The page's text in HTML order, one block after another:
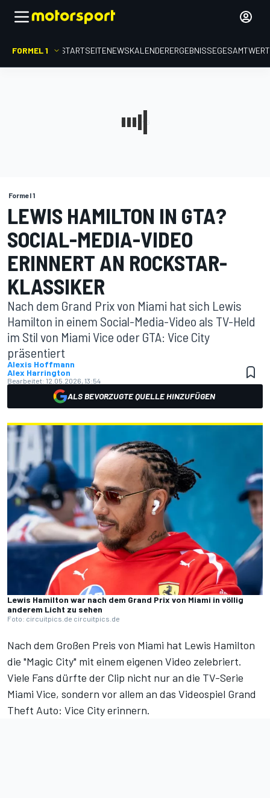
FORMEL 1 STARTSEITENEWSKALENDERERGEBNISSE
Formel 1
LEWIS HAMILTON IN GTA?
SOCIAL-MEDIA-VIDEO
ERINNERT AN ROCKSTAR-
KLASSIKER
Nach dem Grand Prix von Miami hat sich Lewis
Hamilton in einem Social-Media-Video als TV-Held
im Stil von Miami Vice oder GTA: Vice City
präsentiert
Alexis Hoffmann
Alex Harrington
Bearbeitet: 12.05.2026, 13:54
ALS BEVORZUGTE QUELLE HINZUFÜGEN
Lewis Hamilton war nach dem Grand Prix von Miami in völlig
anderem Licht zu sehen
Foto: circuitpics.de circuitpics.de
Nach dem Großen Preis von Miami hat Lewis Hamilton
die "Magic City" mit einem eigenen Video zelebriert.
Viele Fans dürfte der Clip nicht nur an die TV-Serie
Miami Vice, sondern vor allem an das Videospiel Grand
Theft Auto: Vice City erinnern.